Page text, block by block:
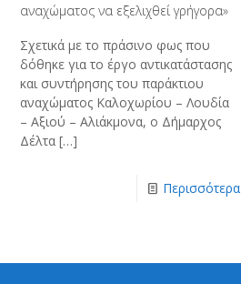
αναχώματος να εξελιχθεί γρήγορα»
Σχετικά με το πράσινο φως που
δόθηκε για το έργο αντικατάστασης
και συντήρησης του παράκτιου
αναχώματος Καλοχωρίου – Λουδία
– Αξιού – Αλιάκμονα, ο Δήμαρχος
Δέλτα[…]
Περισσότερα